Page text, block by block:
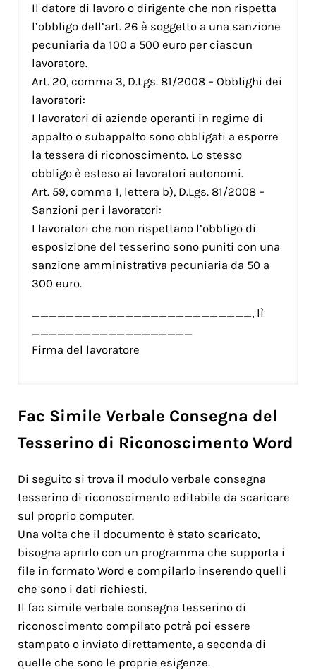
Il datore di lavoro o dirigente che non rispetta
l’obbligo dell’art. 26 è soggetto a una sanzione
pecuniaria da 100 a 500 euro per ciascun
lavoratore.
Art. 20, comma 3, D.Lgs. 81/2008 – Obblighi dei
lavoratori:
I lavoratori di aziende operanti in regime di
appalto o subappalto sono obbligati a esporre
la tessera di riconoscimento. Lo stesso
obbligo è esteso ai lavoratori autonomi.
Art. 59, comma 1, lettera b), D.Lgs. 81/2008 –
Sanzioni per i lavoratori:
I lavoratori che non rispettano l’obbligo di
esposizione del tesserino sono puniti con una
sanzione amministrativa pecuniaria da 50 a
300 euro.
__________________________, lì
___________________
Firma del lavoratore
Fac Simile Verbale Consegna del
Tesserino di Riconoscimento Word
Di seguito si trova il modulo verbale consegna
tesserino di riconoscimento editabile da scaricare
sul proprio computer.
Una volta che il documento è stato scaricato,
bisogna aprirlo con un programma che supporta i
file in formato Word e compilarlo inserendo quelli
che sono i dati richiesti.
Il fac simile verbale consegna tesserino di
riconoscimento compilato potrà poi essere
stampato o inviato direttamente, a seconda di
quelle che sono le proprie esigenze.